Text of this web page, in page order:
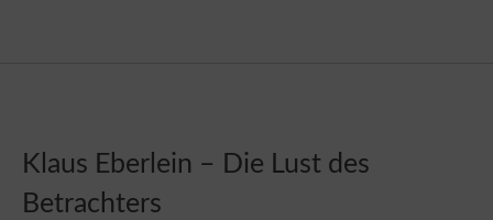
Klaus Eberlein – Die Lust des
Betrachters